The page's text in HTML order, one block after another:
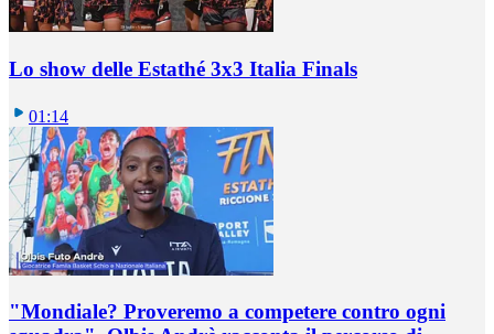
Lo show delle Estathé 3x3 Italia Finals
01:14
"Mondiale? Proveremo a competere contro ogni